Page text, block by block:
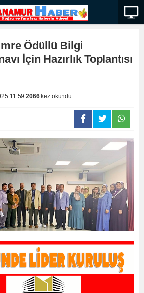
Ödüllü Bilgi
İçin Hazırlık Toplantısı
11:59 2066 kez okundu.